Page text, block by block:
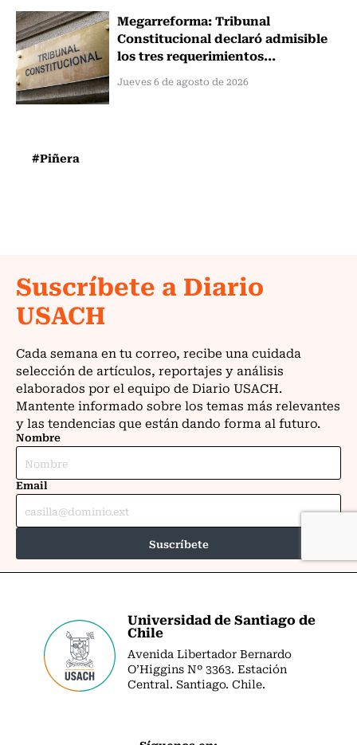
Megarreforma: Tribunal
Constitucional declaró admisible
los tres requerimientos...
Jueves 6 de agosto de 2026
#Piñera
Universidad de Santiago de
Chile
Avenida Libertador Bernardo
O’Higgins Nº 3363. Estación
Central. Santiago. Chile.